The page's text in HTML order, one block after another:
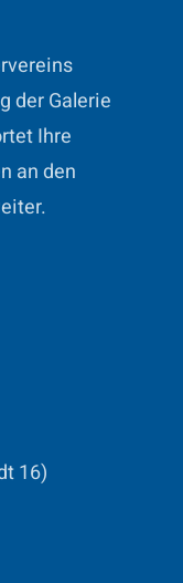
der Galerie
Ihre
an den
16)